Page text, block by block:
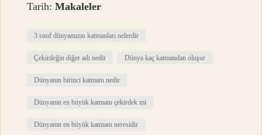
Tarih:Makaleler
3 sınıf dünyamızın katmanları nelerdir
Çekirdeğin diğer adı nedir Dünya kaç katmandan oluşur
Dünyanın birinci katmanı nedir
Dünyanın en büyük katmanı çekirdek mi
Dünyanın en büyük katmanı neresidir